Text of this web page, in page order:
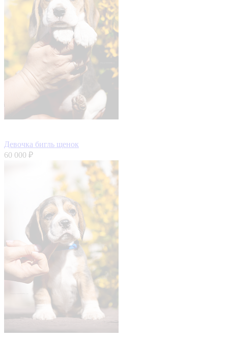
Девочка бигль щенок
60 000 ₽